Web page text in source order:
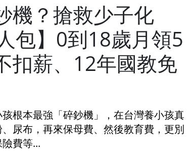
機？搶救少子化
包】0到18歲月領5
扣薪、12年國教免
根本最強「碎鈔機」，在台灣養小孩真
尿布，再來保母費、然後教育費，更別
費等...